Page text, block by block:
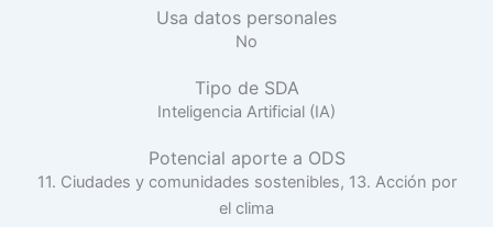
Usa datos personales
No
Tipo de SDA
Inteligencia Artificial (IA)
Potencial aporte a ODS
11. Ciudades y comunidades sostenibles, 13. Acción por
el clima